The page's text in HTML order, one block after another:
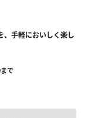
、手軽においしく楽し
で